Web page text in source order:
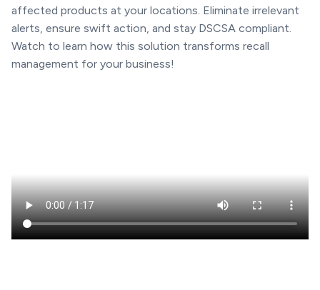
affected products at your locations. Eliminate irrelevant
alerts, ensure swift action, and stay DSCSA compliant.
Watch to learn how this solution transforms recall
management for your business!